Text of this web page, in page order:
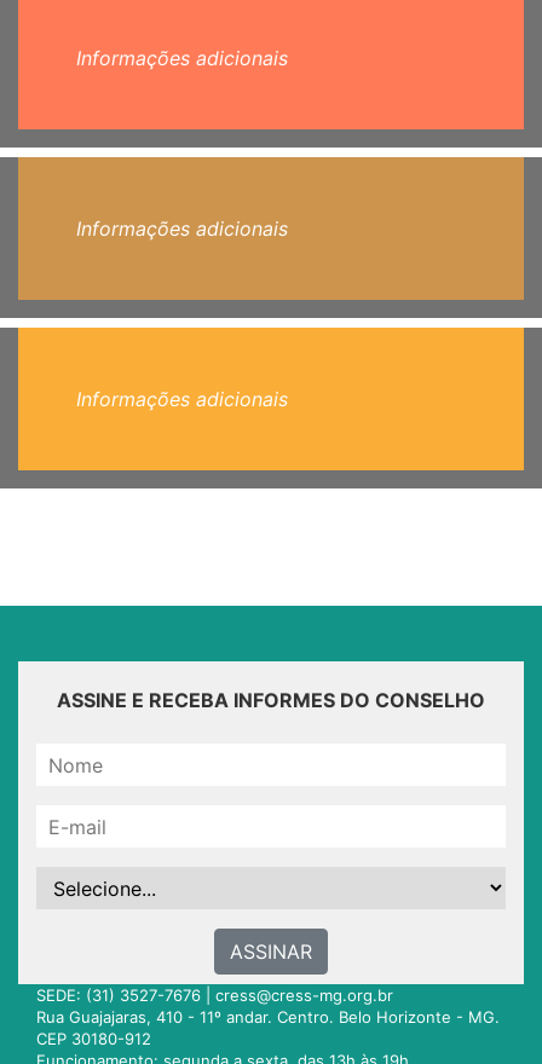
Informações adicionais
Informações adicionais
Informações adicionais
ASSINE E RECEBA INFORMES DO CONSELHO
ASSINAR
SEDE: (31) 3527-7676 | cress@cress-mg.org.br
Rua Guajajaras, 410 - 11º andar. Centro. Belo Horizonte - MG.
CEP 30180-912